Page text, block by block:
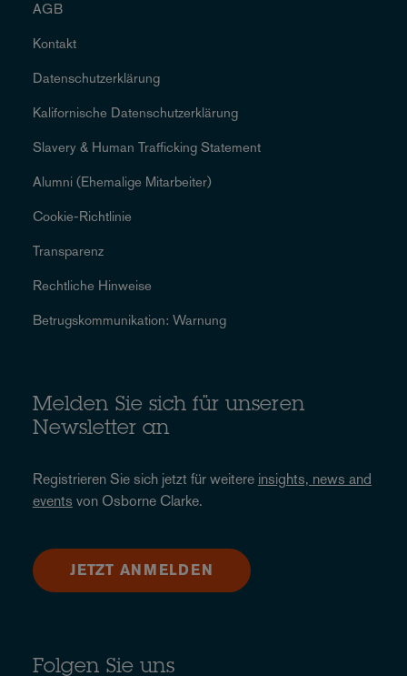
AGB
Kontakt
Datenschutzerklärung
Kalifornische Datenschutzerklärung
Slavery & Human Trafficking Statement
Alumni (Ehemalige Mitarbeiter)
Cookie-Richtlinie
Transparenz
Rechtliche Hinweise
Betrugskommunikation: Warnung
Melden Sie sich für unseren
Newsletter an
Registrieren Sie sich jetzt für weitere insights, news and
events von Osborne Clarke.
JETZT ANMELDEN
Folgen Sie uns